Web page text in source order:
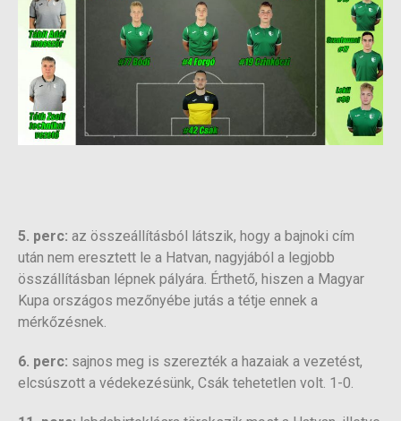
5. perc: az összeállításból látszik, hogy a bajnoki cím
után nem eresztett le a Hatvan, nagyjából a legjobb
összállításban lépnek pályára. Érthető, hiszen a Magyar
Kupa országos mezőnyébe jutás a tétje ennek a
mérkőzésnek.
6. perc: sajnos meg is szerezték a hazaiak a vezetést,
elcsúszott a védekezésünk, Csák tehetetlen volt. 1-0.